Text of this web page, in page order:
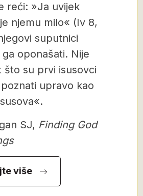
reći: »Ja uvijek
njemu milo« (Iv 8,
suputnici
ga oponašati. Nije
što su prvi isusovci
upravo kao
SJ, Finding God
više